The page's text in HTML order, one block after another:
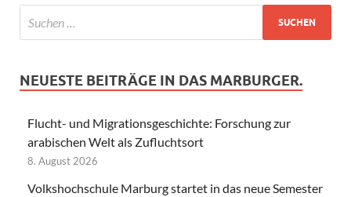
NEUESTE BEITRÄGE IN DAS MARBURGER.
Flucht- und Migrationsgeschichte: Forschung zur
arabischen Welt als Zufluchtsort
8. August 2026
Volkshochschule Marburg startet in das neue Semester